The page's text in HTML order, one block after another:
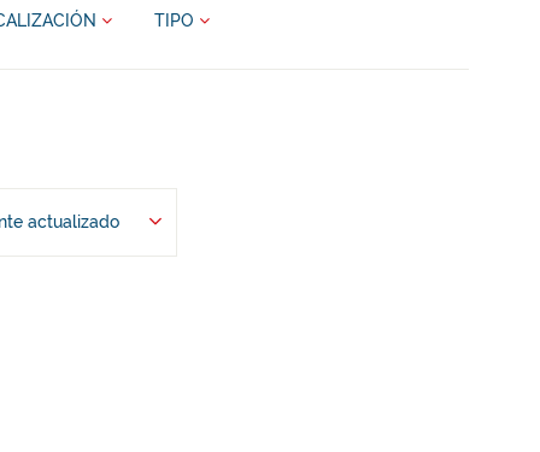
TIPO
actualizado